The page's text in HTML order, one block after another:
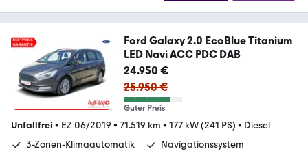
Ford Galaxy 2.0 EcoBlue Titanium
LED Navi ACC PDC DAB
24.950 €
25.950 €
Guter Preis
Unfallfrei • EZ 06/2019 • 71.519 km • 177 kW (241 PS) • Diesel
3-Zonen-Klimaautomatik
Navigationssystem